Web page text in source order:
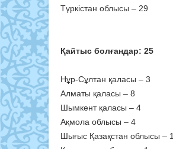
Түркістан облысы – 29
Қайтыс болғандар: 25
Нұр-Сұлтан қаласы – 3
Алматы қаласы – 8
Шымкент қаласы – 4
Ақмола облысы – 4
Шығыс Қазақстан облысы – 1